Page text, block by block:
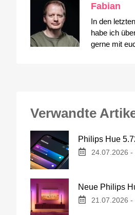
Fabian
In den
habe ich
gerne mit
Verwandte
Philips Hue
24.07.2026 -
Neue Philips
21.07.2026 -